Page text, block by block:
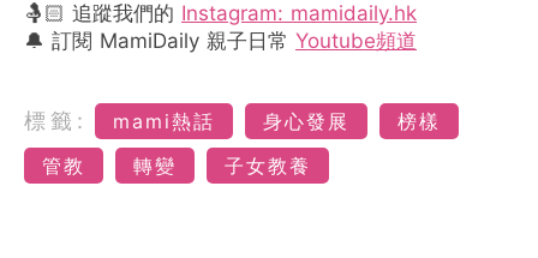
🤱🏻 追蹤我們的 Instagram: mamidaily.hk
🔔 訂閱 MamiDaily 親子日常 Youtube頻道
標籤: mami熱話 身心發展
榜樣
管教
轉變 子女教養